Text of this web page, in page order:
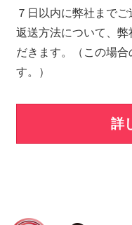
７日以内に弊社まで
返送方法について、
だきます。（この場
す。）
詳